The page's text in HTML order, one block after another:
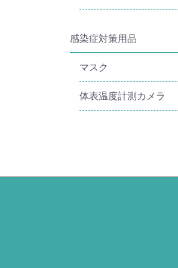
感染症対策用品
マスク
体表温度計測カメラ